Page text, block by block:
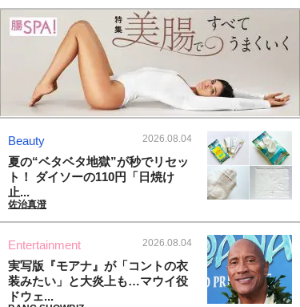
Beauty 2026.08.04
夏の“ベタベタ地獄”が秒でリセッ
ト！ ダイソーの110円「日焼け
止...
佐治真澄
Entertainment 2026.08.04
実写版『モアナ』が「コントの衣
装みたい」と大炎上も…マウイ役
ドウェ...